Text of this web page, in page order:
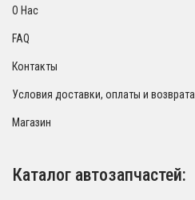
О Нас
FAQ
Контакты
Условия доставки, оплаты и возврата
Магазин
Каталог автозапчастей: